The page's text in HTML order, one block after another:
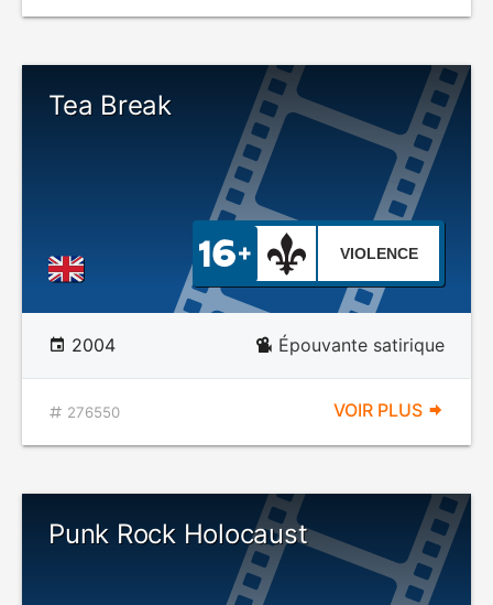
Tea Break
VIOLENCE
2004 Épouvante satirique
276550 VOIR PLUS
Punk Rock Holocaust